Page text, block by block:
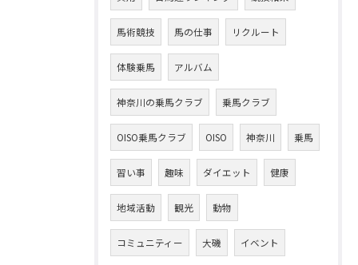
馬術競技 馬の仕事 リクルート
体験乗馬 アルバム
神奈川の乗馬クラブ 乗馬クラブ
OISO乗馬クラブ OISO 神奈川 乗馬
習い事 趣味 ダイエット 健康
地域活動 観光 動物
コミュニティー 大磯 イベント